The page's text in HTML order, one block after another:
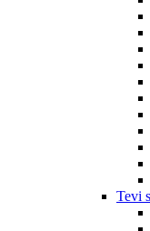
Tevi